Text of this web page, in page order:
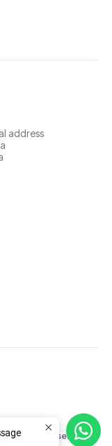
address
Natural.
por Jumpseller.